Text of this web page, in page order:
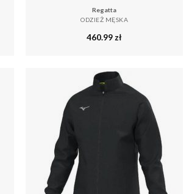
Regatta
ODZIEŻ MĘSKA
460.99 zł